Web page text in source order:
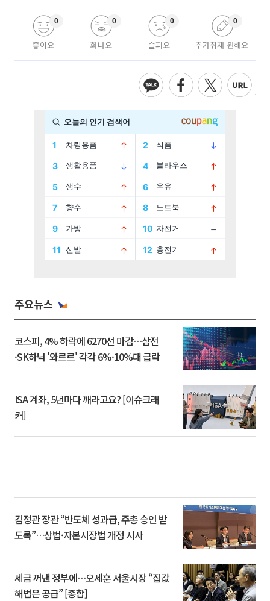
좋아요
0
화나요
0
슬퍼요
0
추가취재 원해요
0
주요뉴스
코스피, 4% 하락에 6270선 마감…삼전
·SK하닉 '와르르' 각각 6%·10%대 급락
ISA 계좌, 5년마다 깨라고요? [이슈크래
커]
김정관 장관 “반도체 성과급, 주총 승인 받
도록”…상법·자본시장법 개정 시사
세금 꺼낸 정부에…오세훈 서울시장 “집값
해법은 공급” [종합]